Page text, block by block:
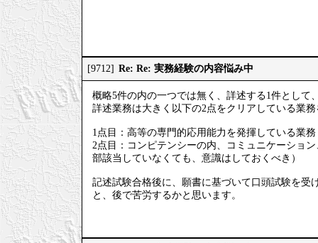
[9712] Re: Re: 実務経験の内容悩み中
概略5件の内の一つでは無く、詳述する1件とし
詳述業務は大きく以下の2点をクリアしている業
1点目：高等の専門的応用能力を発揮している業務
2点目：コンピテンシーの内、コミュニケーショ
部該当していなくても、意識はしておくべき）
記述試験合格後に、願書に基づいて口頭試験を受
と、後で苦労するかと思います。